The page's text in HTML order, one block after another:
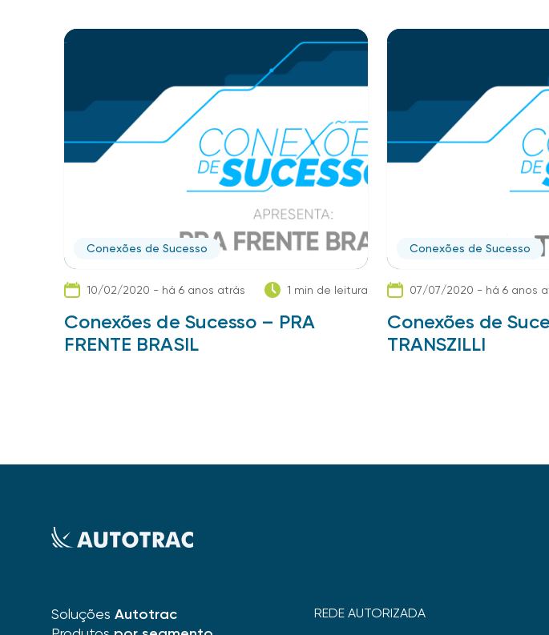
Conexões de Sucesso
10/02/2020 - há 6 anos atrás 1 min de leitura
Conexões de Sucesso – PRA
FRENTE BRASIL
Conexões de Sucesso
07/07/2020 - há 6 anos
Conexões de
TRANSZILLI
Soluções Autotrac REDE AUTORIZADA